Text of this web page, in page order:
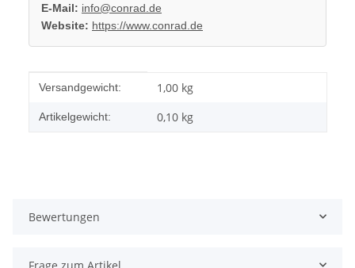
E-Mail: info@conrad.de
Website: https://www.conrad.de
Produkteigenschaft
Wert
Versandgewicht: 1,00 kg
Artikelgewicht: 0,10 kg
Bewertungen